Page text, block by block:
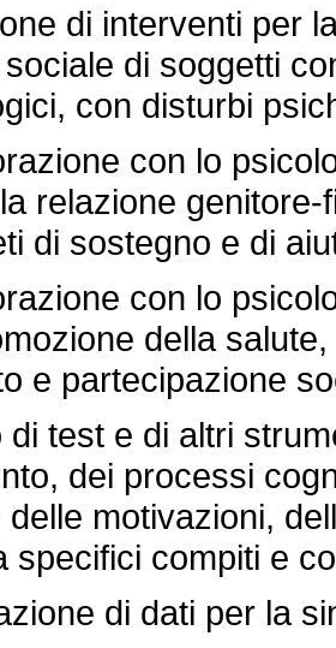
di interventi per
di soggetti
con disturbi
con lo
relazione
di sostegno e di
con lo
della
e partecipazione
test e di altri
dei processi
delle motivazioni,
specifici compiti e
di dati per la